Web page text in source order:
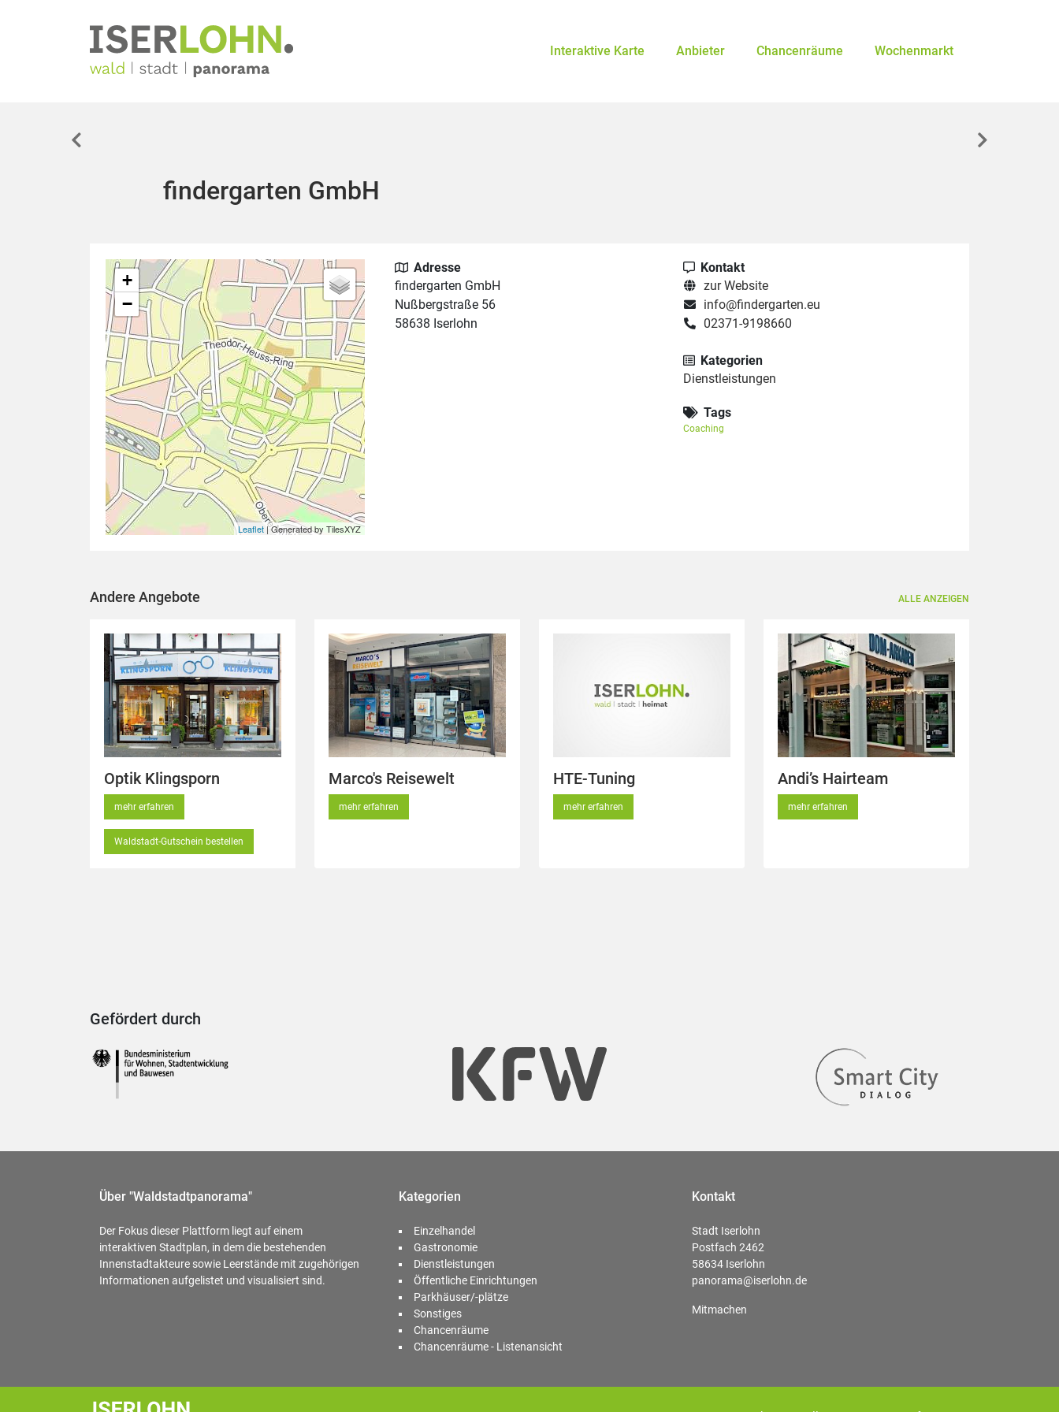
Interaktive Karte Anbieter Chancenräume Wochenmarkt
findergarten GmbH
+
−
Leaflet | Generated by TilesXYZ
Adresse
findergarten GmbH
Nußbergstraße 56
58638 Iserlohn
Kontakt
zur Website
info@findergarten.eu
02371-9198660
Kategorien
Dienstleistungen
Tags
Coaching
Andere Angebote ALLE ANZEIGEN
Optik Klingsporn
mehr erfahren
Waldstadt-Gutschein bestellen
Marco's Reisewelt
mehr erfahren
HTE-Tuning
mehr erfahren
Andi’s Hairteam
mehr erfahren
Gefördert durch
Über "Waldstadtpanorama"
Der Fokus dieser Plattform liegt auf einem
interaktiven Stadtplan, in dem die bestehenden
Innenstadtakteure sowie Leerstände mit zugehörigen
Informationen aufgelistet und visualisiert sind.
Kategorien
Einzelhandel
Gastronomie
Dienstleistungen
Öffentliche Einrichtungen
Parkhäuser/-plätze
Sonstiges
Chancenräume
Chancenräume - Listenansicht
Kontakt
Stadt Iserlohn
Postfach 2462
58634 Iserlohn
panorama@iserlohn.de
Mitmachen